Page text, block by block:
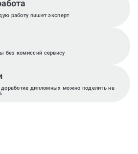
работу пишет эксперт
без комиссий сервису
доработке дипломных можно поделить на